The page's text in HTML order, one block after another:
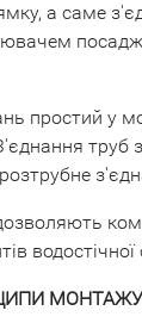
а саме
простий у
водостічної